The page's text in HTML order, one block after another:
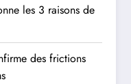
les 3 raisons de
des frictions